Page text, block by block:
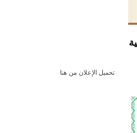
تحميل الإعلان من هنا